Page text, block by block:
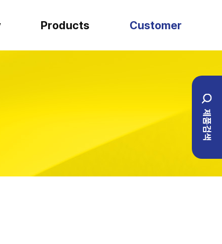
Products Customer
1:1 문의 제품검색